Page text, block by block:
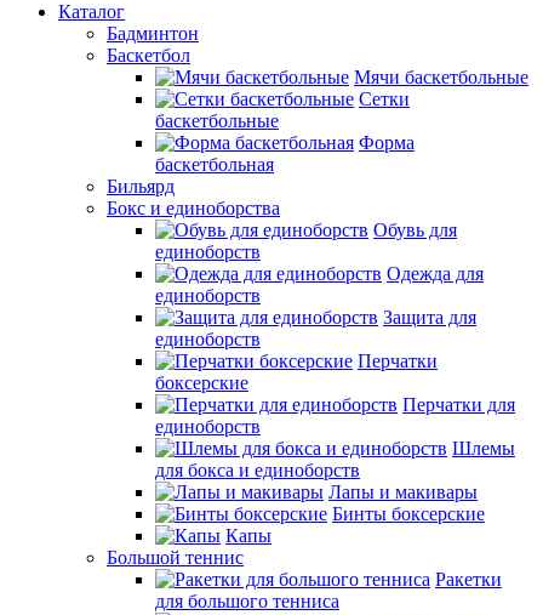
Каталог
Бадминтон
Баскетбол
Мячи баскетбольные
Сетки
баскетбольные
Форма
баскетбольная
Бильярд
Бокс и единоборства
Обувь для
единоборств
Одежда для
единоборств
Защита для
единоборств
Перчатки
боксерские
Перчатки для
единоборств
Шлемы
для бокса и единоборств
Лапы и макивары
Бинты боксерские
Капы
Большой теннис
Ракетки
для большого тенниса